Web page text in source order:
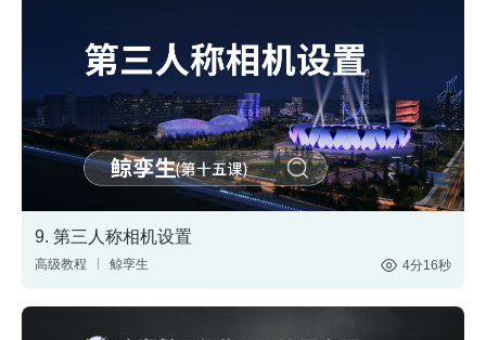
9. 第三人称相机设置
高级教程
鲸孪生
4分16秒